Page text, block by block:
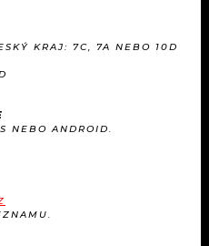
KRAJ: 7C, 7A NEBO 10D
NEBO ANDROID.